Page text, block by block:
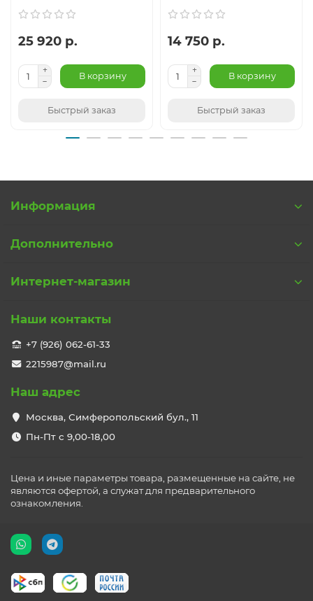
25 920 р.
В корзину
Быстрый заказ
14 750 р.
В корзину
Быстрый заказ
Информация
Дополнительно
Интернет-магазин
Наши контакты
+7 (926) 062-61-33
2215987@mail.ru
Наш адрес
Москва, Симферопольский бул., 11
Пн-Пт с 9,00-18,00
Цена и иные параметры товара, размещенные на сайте, не
являются офертой, а служат для предварительного
ознакомления.